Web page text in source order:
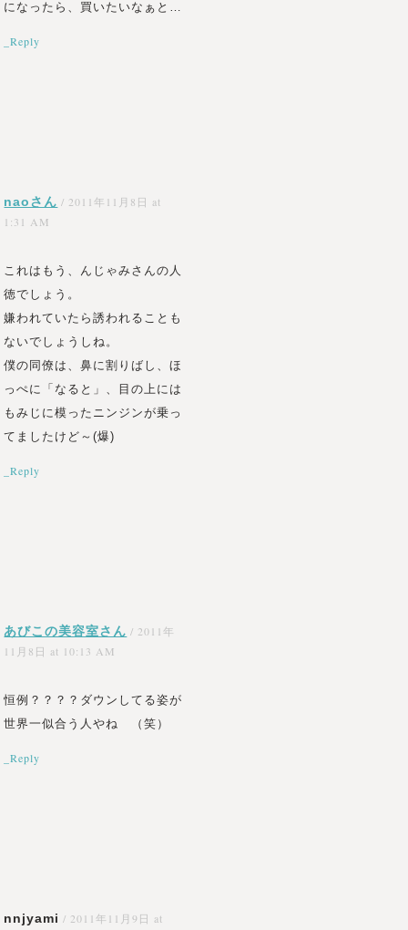
になったら、買いたいなぁと…
_Reply
naoさん / 2011年11月8日 at
1:31 AM
これはもう、んじゃみさんの人
徳でしょう。
嫌われていたら誘われることも
ないでしょうしね。
僕の同僚は、鼻に割りばし、ほ
っぺに「なると」、目の上には
もみじに模ったニンジンが乗っ
てましたけど～(爆)
_Reply
あびこの美容室さん / 2011年
11月8日 at 10:13 AM
恒例？？？？ダウンしてる姿が
世界一似合う人やね （笑）
_Reply
nnjyami / 2011年11月9日 at